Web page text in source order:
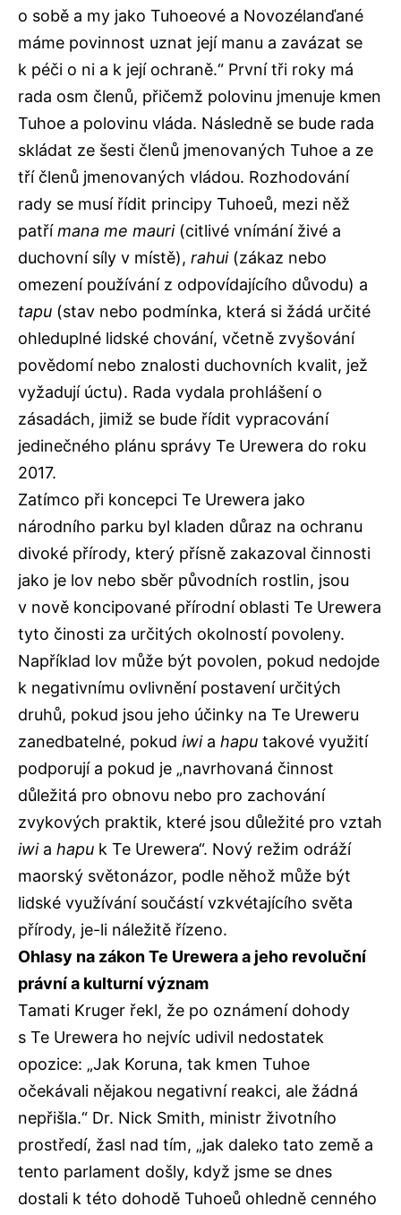
o sobě a my jako Tuhoeové a Novozélanďané
máme povinnost uznat její manu a zavázat se
k péči o ni a k její ochraně.“ První tři roky má
rada osm členů, přičemž polovinu jmenuje kmen
Tuhoe a polovinu vláda. Následně se bude rada
skládat ze šesti členů jmenovaných Tuhoe a ze
tří členů jmenovaných vládou. Rozhodování
rady se musí řídit principy Tuhoeů, mezi něž
patřímana me mauri (citlivé vnímání živé a
duchovní síly v místě), rahui (zákaz nebo
omezení používání z odpovídajícího důvodu) a
tapu (stav nebo podmínka, která si žádá určité
ohleduplné lidské chování, včetně zvyšování
povědomí nebo znalosti duchovních kvalit, jež
vyžadují úctu). Rada vydala prohlášení o
zásadách, jimiž se bude řídit vypracování
jedinečného plánu správy Te Urewera do roku
2017.
Zatímco při koncepci Te Urewera jako
národního parku byl kladen důraz na ochranu
divoké přírody, který přísně zakazoval činnosti
jako je lov nebo sběr původních rostlin, jsou
v nově koncipované přírodní oblasti Te Urewera
tyto činosti za určitých okolností povoleny.
Například lov může být povolen, pokud nedojde
k negativnímu ovlivnění postavení určitých
druhů, pokud jsou jeho účinky na Te Ureweru
zanedbatelné, pokud iwi a hapu takové využití
podporují a pokud je „navrhovaná činnost
důležitá pro obnovu nebo pro zachování
zvykových praktik, které jsou důležité pro vztah
iwia hapu k Te Urewera“. Nový režim odráží
maorský světonázor, podle něhož může být
lidské využívání součástí vzkvétajícího světa
přírody, je-li náležitě řízeno.
Ohlasy na zákon Te Urewera a jeho revoluční
právní a kulturní význam
Tamati Kruger řekl, že po oznámení dohody
s Te Urewera ho nejvíc udivil nedostatek
opozice: „Jak Koruna, tak kmen Tuhoe
očekávali nějakou negativní reakci, ale žádná
nepřišla.“ Dr. Nick Smith, ministr životního
prostředí, žasl nad tím, „jak daleko tato země a
tento parlament došly, když jsme se dnes
dostali k této dohodě Tuhoeů ohledně cenného